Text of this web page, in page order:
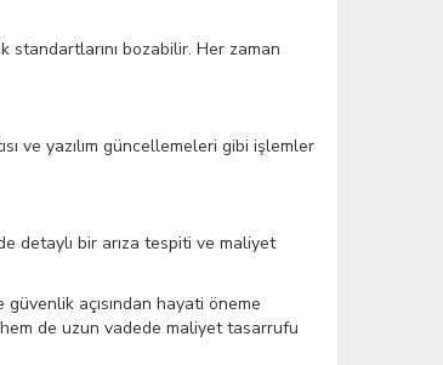
standartlarını bozabilir. Her zaman
ve yazılım güncellemeleri gibi işlemler
detaylı bir arıza tespiti ve maliyet
açısından hayati öneme
de uzun vadede maliyet tasarrufu